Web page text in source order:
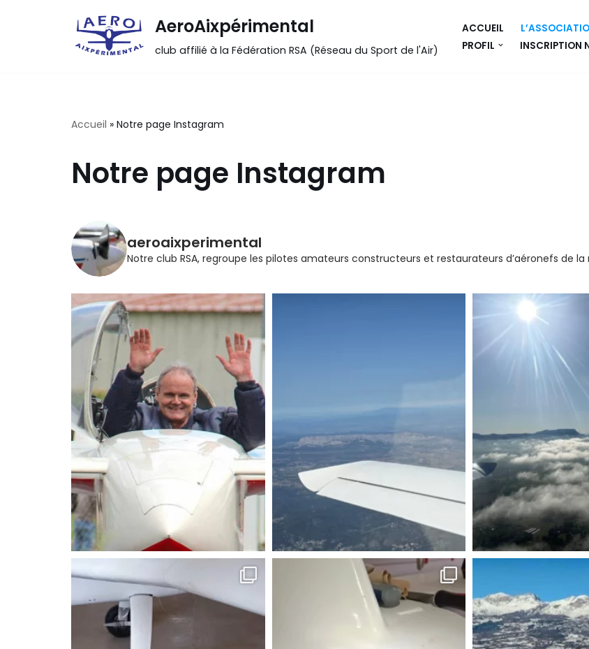
AeroAixpérimental
club affilié à la Fédération RSA (Réseau du Sport de l'Air)
ACCUEIL
PROFIL
INSCRIPTION
Accueil » Notre page Instagram
Notre page Instagram
aeroaixperimental
Notre club RSA, regroupe les pilotes amateurs constructeurs et restaurateurs d’aéronefs de la